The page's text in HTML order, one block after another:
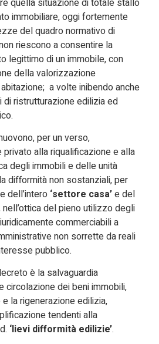
immobiliare, oggi fortemente
del quadro normativo di
riescono a consentire la
legittimo di un immobile, con
della valorizzazione
a volte inibendo anche
ristrutturazione edilizia ed
per un verso,
alla riqualificazione e alla
degli immobili e delle unità
difformità non sostanziali, per
dell’intero ‘settore casa’e del
del pieno utilizzo degli
commerciabili a
non sorrette da reali
pubblico.
è la salvaguardia
circolazione dei beni immobili,
la rigenerazione edilizia,
tendenti alla
‘lievi difformità edilizie’.